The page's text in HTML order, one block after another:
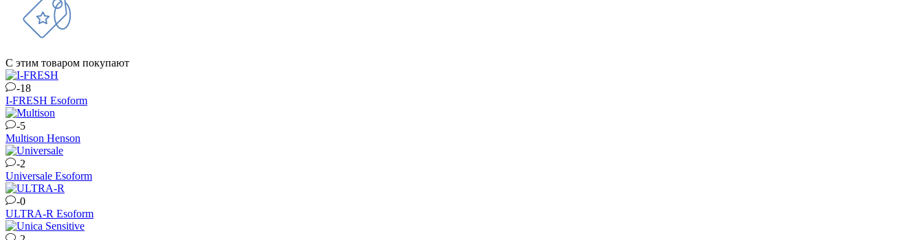
С этим товаром покупают
-18
I-FRESH Esoform
-5
Multison Henson
-2
Universale Esoform
-0
ULTRA-R Esoform